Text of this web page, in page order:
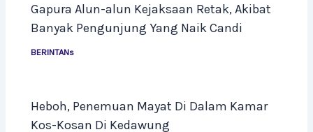
Gapura Alun-alun Kejaksaan Retak, Akibat
Banyak Pengunjung Yang Naik Candi
BERINTANs
Heboh, Penemuan Mayat Di Dalam Kamar
Kos-Kosan Di Kedawung